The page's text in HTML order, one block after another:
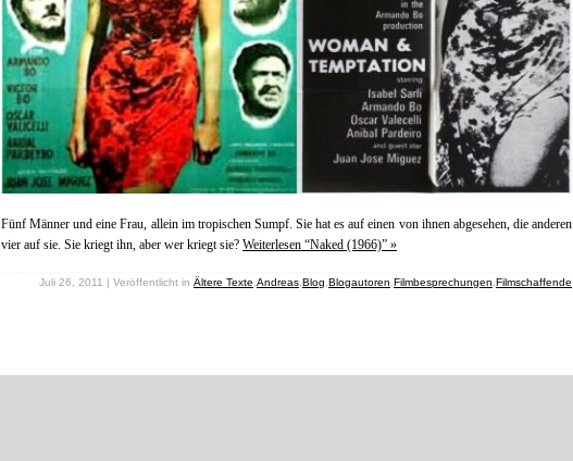
Fünf Männer und eine Frau, allein im tropischen Sumpf. Sie hat es auf einen von ihnen abgesehen, die anderen
vier auf sie. Sie kriegt ihn, aber wer kriegt sie? Weiterlesen “Naked (1966)” »
Juli 26, 2011 | Veröffentlicht in Ältere Texte Andreas Blog Blogautoren Filmbesprechungen Filmschaffende